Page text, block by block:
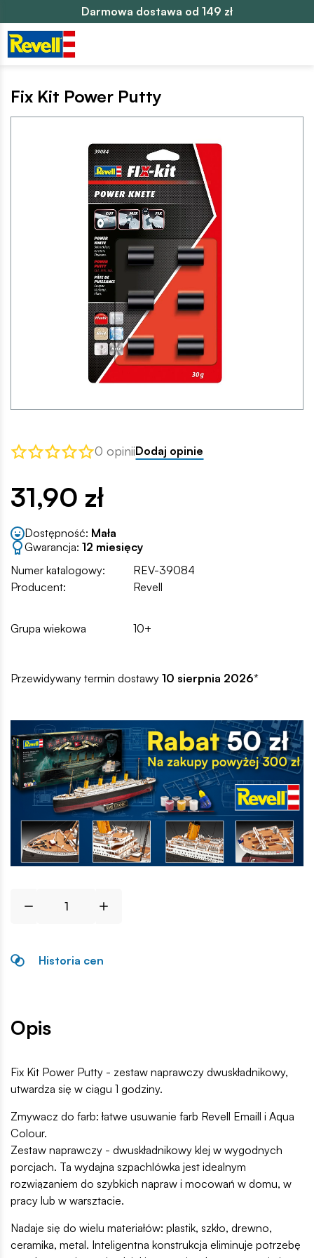
Darmowa dostawa od 149 zł
Fix Kit Power Putty
0 opiniiDodaj opinie
31,90 zł
Dostępność: Mała
Gwarancja: 12 miesięcy
Numer katalogowy:
REV-39084
Producent:
Revell
Grupa wiekowa 10+
Przewidywany termin dostawy 10 sierpnia 2026*
Historia cen
Opis
Fix Kit Power Putty - zestaw naprawczy dwuskładnikowy,
utwardza się w ciągu 1 godziny.
Zmywacz do farb: łatwe usuwanie farb Revell Emaill i Aqua
Colour.
Zestaw naprawczy - dwuskładnikowy klej w wygodnych
porcjach. Ta wydajna szpachlówka jest idealnym
rozwiązaniem do szybkich napraw i mocowań w domu, w
pracy lub w warsztacie.
Nadaje się do wielu materiałów: plastik, szkło, drewno,
ceramika, metal. Inteligentna konstrukcja eliminuje potrzebę